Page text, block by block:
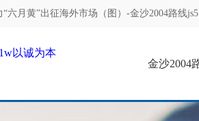
六月黄”出征海外市场（图）-金沙2004路线js5
以诚为本
金沙2004